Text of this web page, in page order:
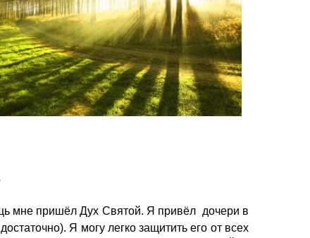
мне пришёл Дух Святой. Я привёл дочери в
Я могу легко защитить его от всех